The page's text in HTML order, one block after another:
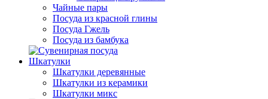
Чайные пары
Посуда из красной глины
Посуда Гжель
Посуда из бамбука
Шкатулки
Шкатулки деревянные
Шкатулки из керамики
Шкатулки микс